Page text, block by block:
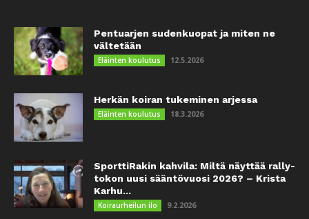
Pentuarjen sudenkuopat ja miten ne
vältetään
Eläinten koulutus 12.5.2026
Herkän koiran tukeminen arjessa
Eläinten koulutus 18.3.2026
SporttiRakin kahvila: Miltä näyttää rally-
tokon uusi sääntövuosi 2026? – Krista
Karhu...
Koiraurheilun ilo 9.2.2026